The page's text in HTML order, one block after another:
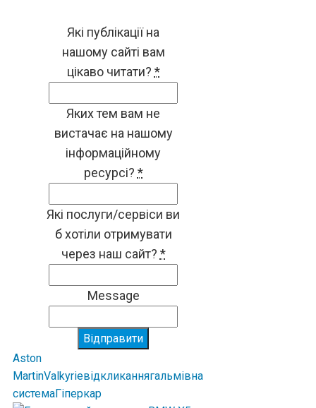
Які публікації на
нашому сайті вам
цікаво читати? *
Яких тем вам не
вистачає на нашому
інформаційному
ресурсі? *
Які послуги/сервіси ви
б хотіли отримувати
через наш сайт? *
Message
Відправити
Aston
MartinValkyrieвідкликаннягальмівна
системаГіперкар